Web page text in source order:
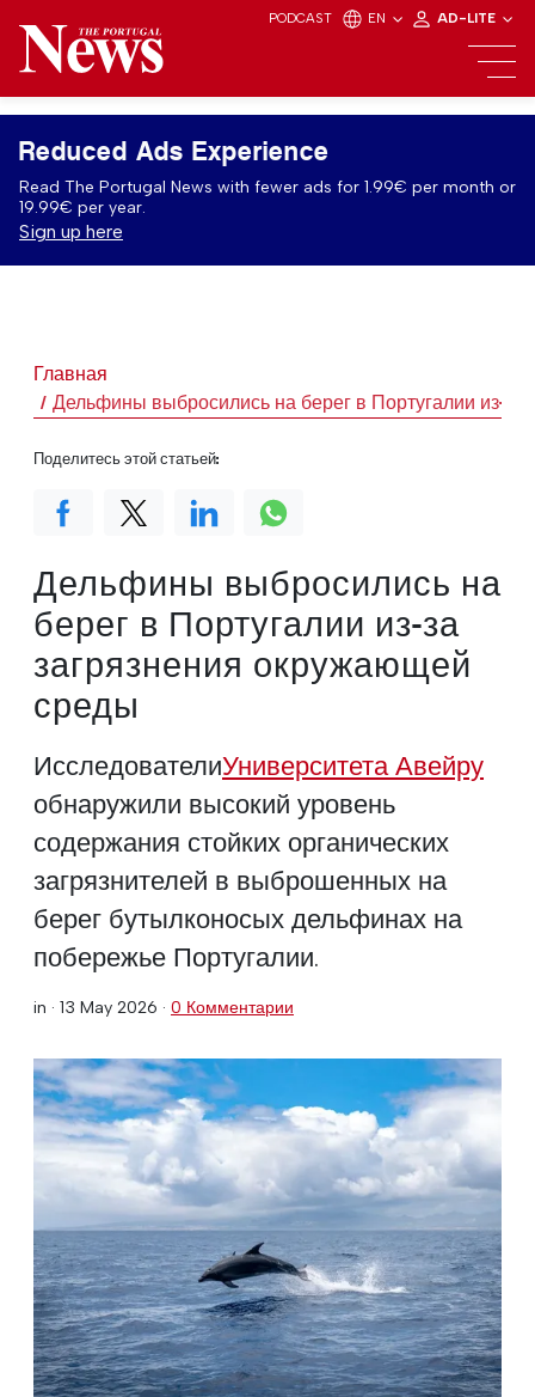
PODCAST EN AD-LITE
Reduced Ads Experience
Read The Portugal News with fewer ads for 1.99€ per month or
19.99€ per year.
Sign up here
Главная
Дельфины выбросились на берег в Португалии из-
Дельфины выбросились на
берег в Португалии из-за
загрязнения окружающей
среды
ИсследователиУниверситета Авейру
обнаружили высокий уровень
содержания стойких органических
загрязнителей в выброшенных на
берег бутылконосых дельфинах на
побережье Португалии.
in · 13 May 2026 · 0 Комментарии
Поделитесь этой статьей: